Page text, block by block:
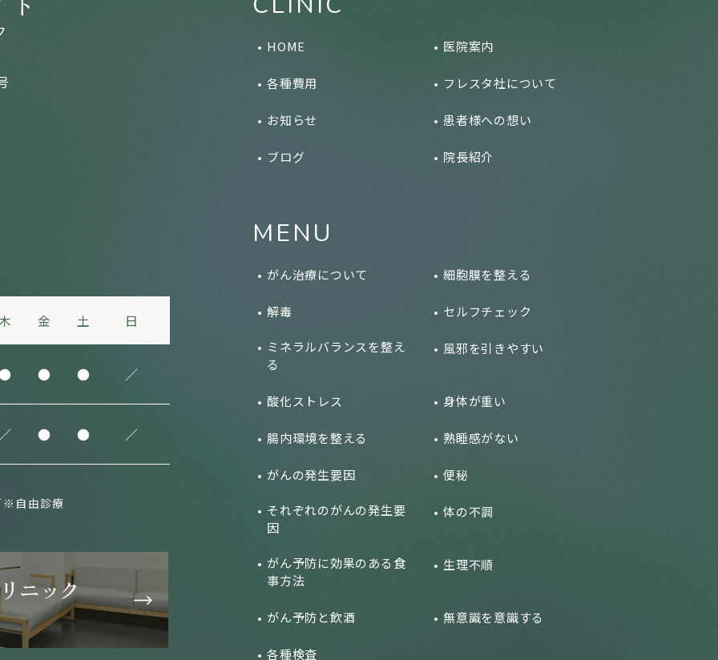
※自由診療
金 土 日
● ● ／
● ● ／
HOME 医院案内
各種費用 フレスタ社について
お知らせ 患者様への想い
ブログ 院長紹介
MENU
がん治療について 細胞膜を整える
解毒 セルフチェック
ミネラルバランスを整え
る
風邪を引きやすい
酸化ストレス 身体が重い
腸内環境を整える 熟睡感がない
がんの発生要因 便秘
それぞれのがんの発生要
因
体の不調
がん予防に効果のある食
事方法
生理不順
がん予防と飲酒 無意識を意識する
各種検査